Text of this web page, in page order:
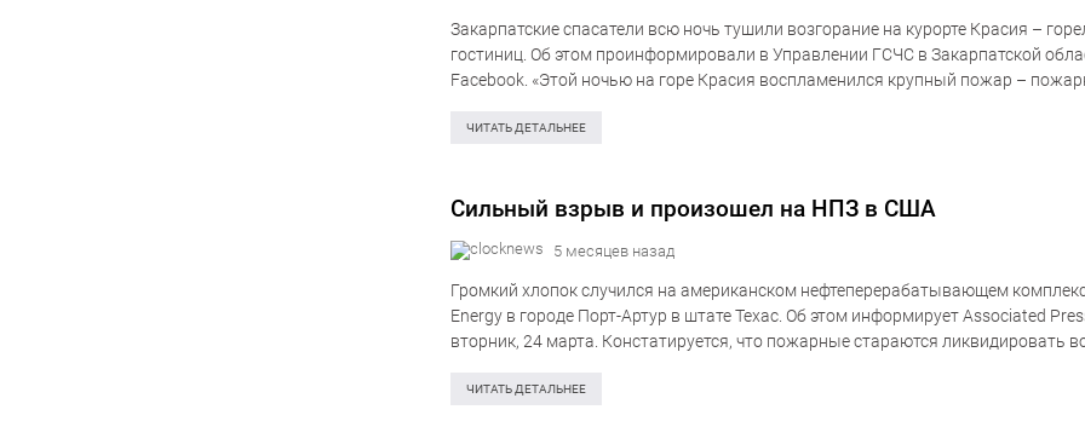
Закарпатские спасатели всю ночь тушили возгорание на курорте Красия –
гостиниц. Об этом проинформировали в Управлении ГСЧС в Закарпатской
Facebook. «Этой ночью на горе Красия воспламенился крупный пожар –
ЧИТАТЬ ДЕТАЛЬНЕЕ
Сильный взрыв и произошел на НПЗ в США
5 месяцев назад
Громкий хлопок случился на американском нефтеперерабатывающем
Energy в городе Порт-Артур в штате Техас. Об этом информирует Associated
вторник, 24 марта. Констатируется, что пожарные стараются ликвидировать
ЧИТАТЬ ДЕТАЛЬНЕЕ